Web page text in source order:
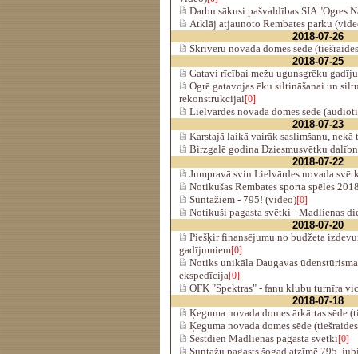
Darbu sākusi pašvaldības SIA "Ogres
Atklāj atjaunoto Rembates parku
2018-07-26
Skrīveru novada domes sēde
2018-07-25
Gatavi rīcībai mežu ugunsgrēku
Ogrē gatavojas ēku siltināšanai un
rekonstrukcijai[0]
Lielvārdes novada domes sēde
2018-07-23
Karstajā laikā vairāk saslimšanu, nekā
Birzgalē godina Dziesmusvētku
2018-07-22
Jumpravā svin Lielvārdes novada
Notikušas Rembates sporta spēles
Suntažiem - 795! (video)[0]
Notikuši pagasta svētki - Madlienas
2018-07-20
Piešķir finansējumu no budžeta
gadījumiem[0]
Notiks unikāla Daugavas
ekspedīcija[0]
OFK "Spektras" - fanu klubu turnīra
2018-07-18
Ķeguma novada domes ārkārtas sēde
Ķeguma novada domes sēde
Sestdien Madlienas pagasta svētki[0]
Suntažu pagasts šogad atzīmē 795.